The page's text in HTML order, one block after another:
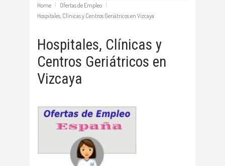
Home
Ofertas de Empleo
Hospitales, Clínicas y Centros Geriátricos en Vizcaya
Hospitales, Clínicas y
Centros Geriátricos en
Vizcaya